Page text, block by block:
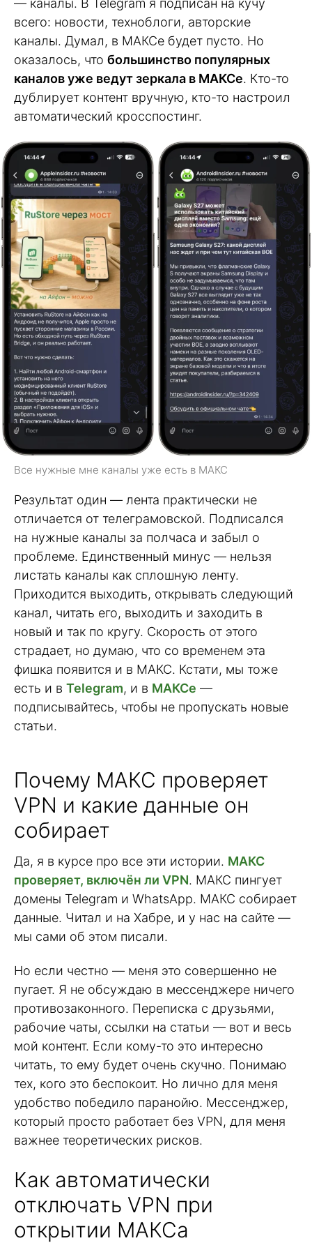
всего: новости, техноблоги, авторские
каналы. Думал, в МАКСе будет пусто. Но
оказалось, что большинство популярных
каналов уже ведут зеркала в МАКСе. Кто-то
дублирует контент вручную, кто-то настроил
автоматический кросспостинг.
Все нужные мне каналы уже есть в МАКС
Результат один — лента практически не
отличается от телеграмовской. Подписался
на нужные каналы за полчаса и забыл о
проблеме. Единственный минус — нельзя
листать каналы как сплошную ленту.
Приходится выходить, открывать следующий
канал, читать его, выходить и заходить в
новый и так по кругу. Скорость от этого
страдает, но думаю, что со временем эта
фишка появится и в МАКС. Кстати, мы тоже
есть и в Telegram, и в МАКСе —
подписывайтесь, чтобы не пропускать новые
статьи.
Почему МАКС проверяет
VPN и какие данные он
собирает
Да, я в курсе про все эти истории. МАКС
проверяет, включён ли VPN. МАКС пингует
домены Telegram и WhatsApp. МАКС собирает
данные. Читал и на Хабре, и у нас на сайте —
мы сами об этом писали.
Но если честно — меня это совершенно не
пугает. Я не обсуждаю в мессенджере ничего
противозаконного. Переписка с друзьями,
рабочие чаты, ссылки на статьи — вот и весь
мой контент. Если кому-то это интересно
читать, то ему будет очень скучно. Понимаю
тех, кого это беспокоит. Но лично для меня
удобство победило паранойю. Мессенджер,
который просто работает без VPN, для меня
важнее теоретических рисков.
Как автоматически
отключать VPN при
открытии МАКСа